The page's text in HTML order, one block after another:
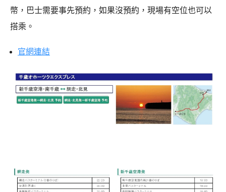
幣，巴士需要事先預約，如果沒預約，現場有空位也可以
搭乘。
官網連結